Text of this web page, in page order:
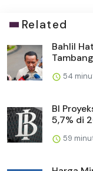
Related
Bahlil
54
BI
5,7% di
59